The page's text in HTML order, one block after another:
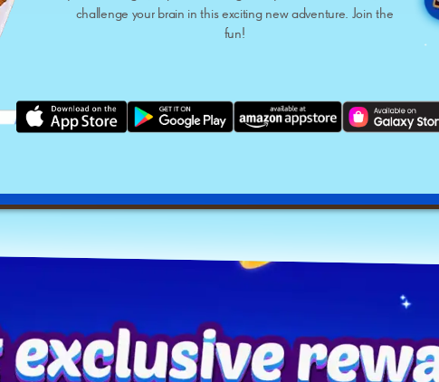
challenge your brain in this exciting new adventure. Join the
fun!
Play